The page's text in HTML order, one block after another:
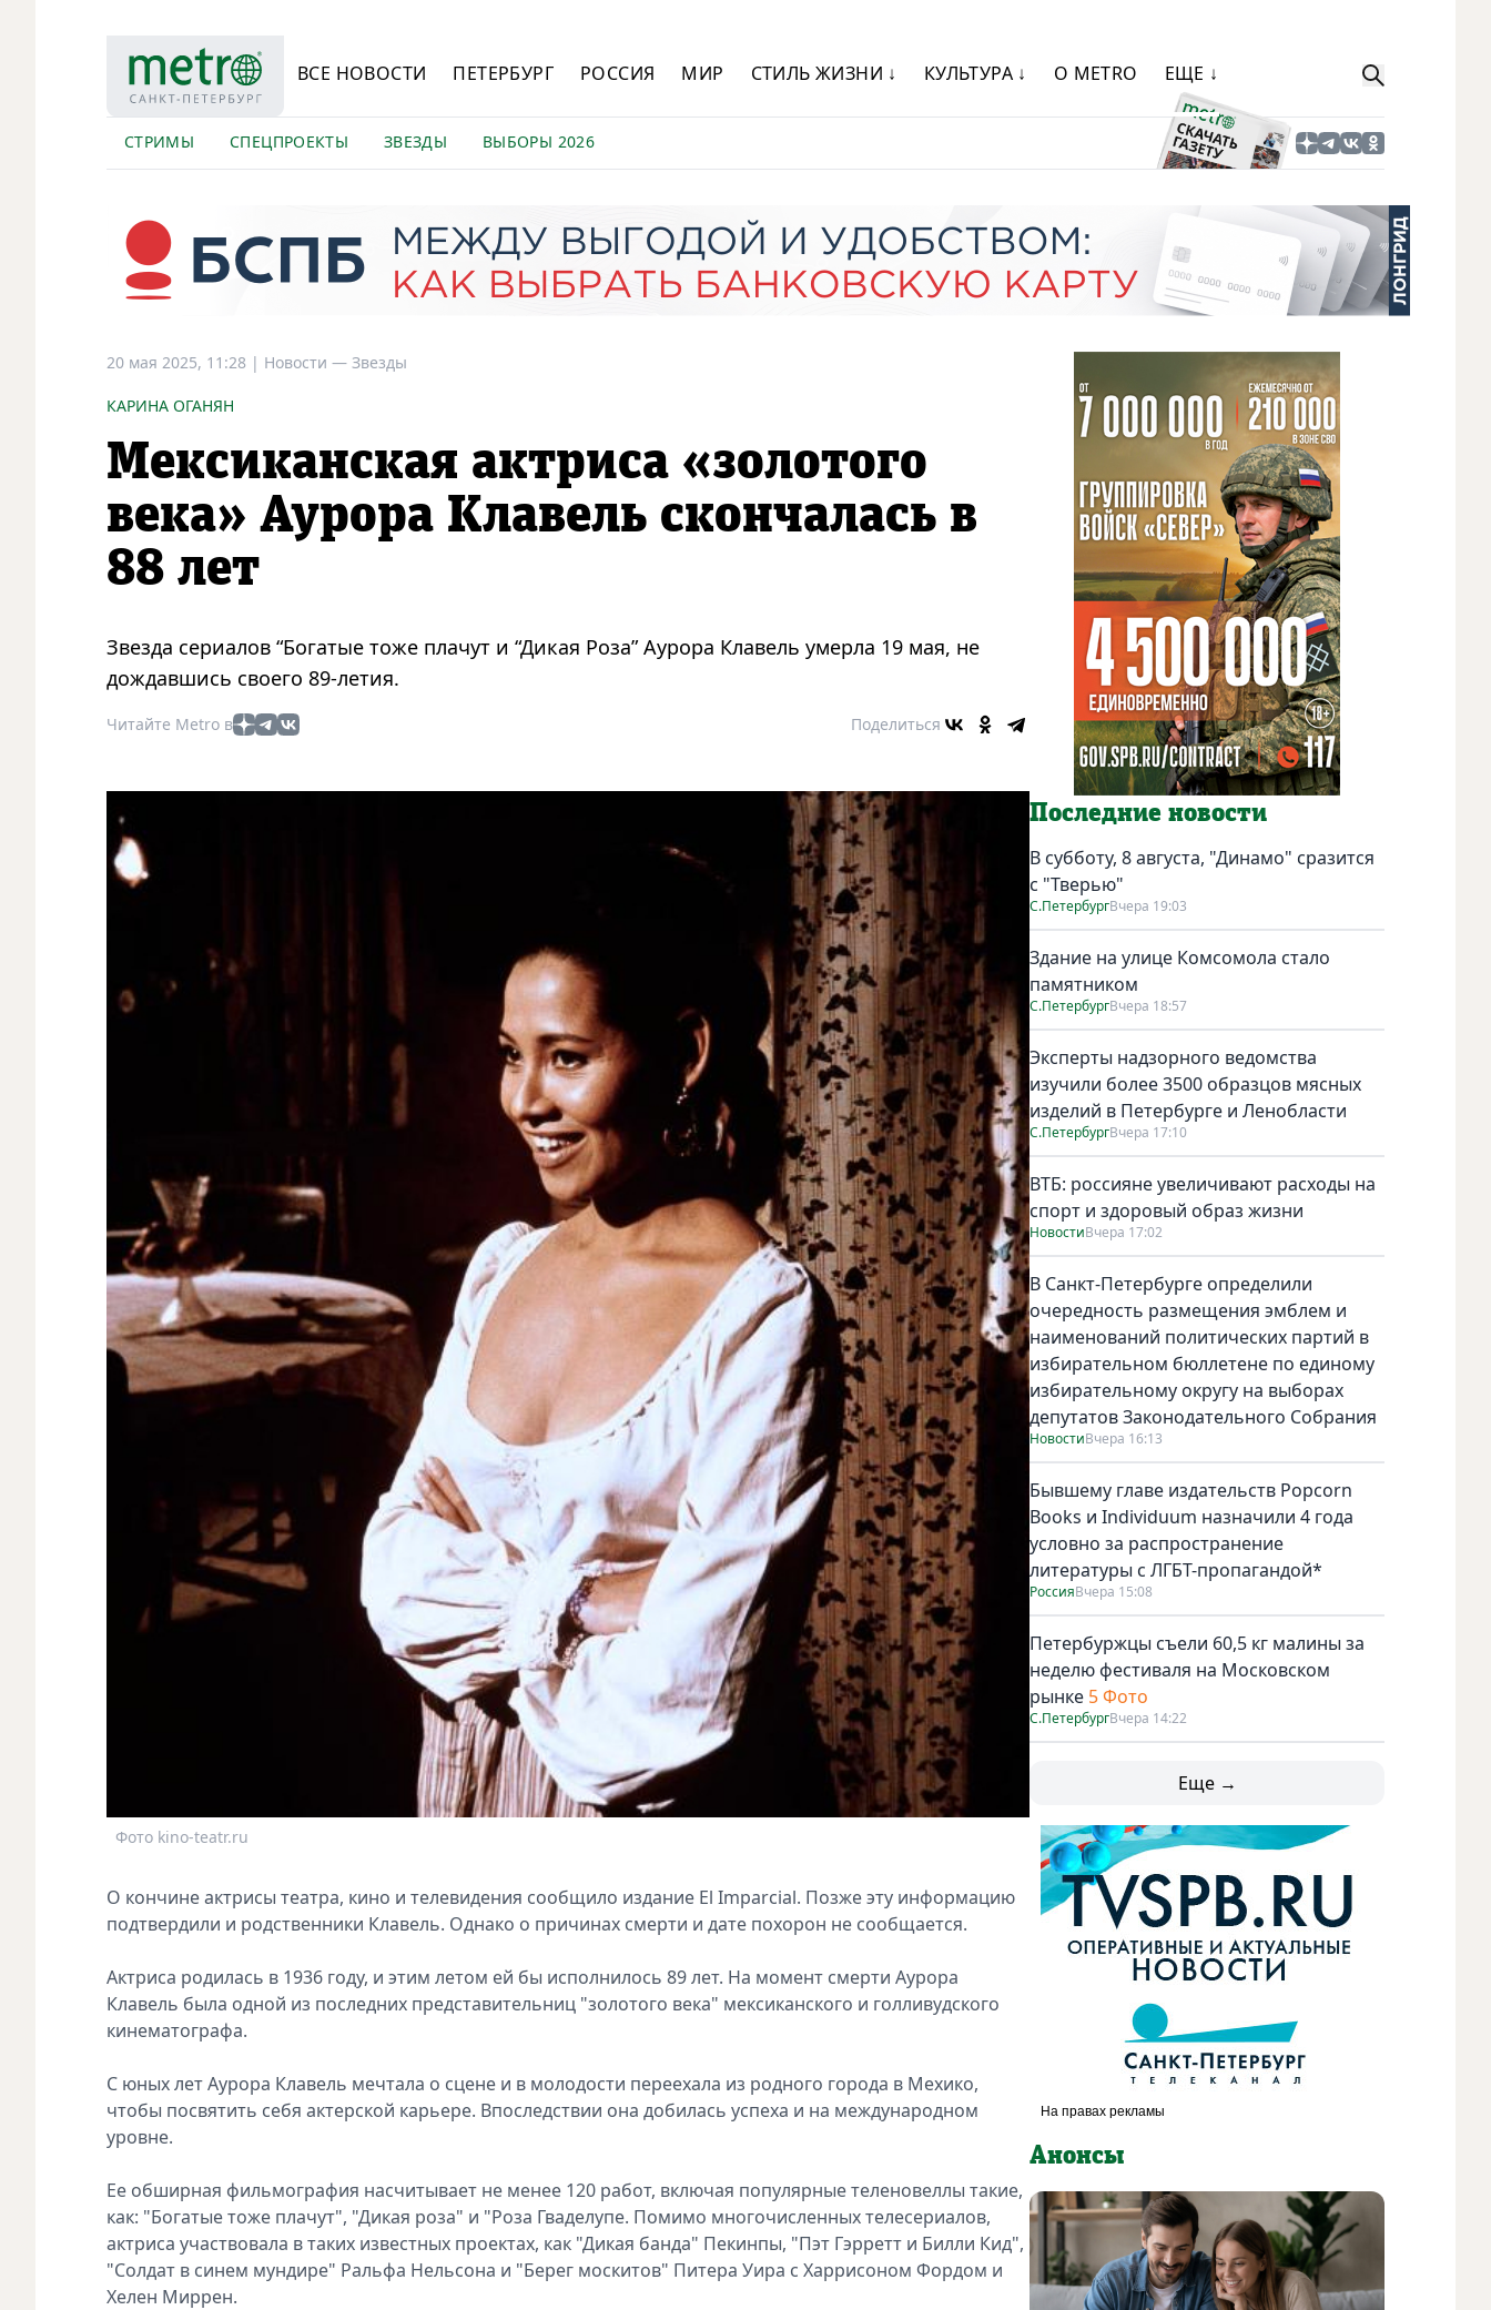
ВСЕ НОВОСТИ ПЕТЕРБУРГ РОССИЯ МИР СТИЛЬ ЖИЗНИ ↓ КУЛЬТУРА ↓ О METRO ЕЩЕ ↓
СТРИМЫ СПЕЦПРОЕКТЫ ЗВЕЗДЫ ВЫБОРЫ 2026
20 мая 2025, 11:28 | Новости — Звезды
КАРИНА ОГАНЯН
Мексиканская актриса «золотого
века» Аурора Клавель скончалась в
88 лет
Звезда сериалов “Богатые тоже плачут и “Дикая Роза” Аурора Клавель умерла 19 мая, не
дождавшись своего 89-летия.
Читайте Metro в Поделиться
Фото kino-teatr.ru
О кончине актрисы театра, кино и телевидения сообщило издание El Imparcial. Позже эту информацию
подтвердили и родственники Клавель. Однако о причинах смерти и дате похорон не сообщается.
Актриса родилась в 1936 году, и этим летом ей бы исполнилось 89 лет. На момент смерти Аурора
Клавель была одной из последних представительниц "золотого века" мексиканского и голливудского
кинематографа.
С юных лет Аурора Клавель мечтала о сцене и в молодости переехала из родного города в Мехико,
чтобы посвятить себя актерской карьере. Впоследствии она добилась успеха и на международном
уровне.
Ее обширная фильмография насчитывает не менее 120 работ, включая популярные теленовеллы такие,
как: "Богатые тоже плачут", "Дикая роза" и "Роза Гваделупе. Помимо многочисленных телесериалов,
актриса участвовала в таких известных проектах, как "Дикая банда" Пекинпы, "Пэт Гэрретт и Билли Кид",
"Солдат в синем мундире" Ральфа Нельсона и "Берег москитов" Питера Уира с Харрисоном Фордом и
Хелен Миррен.
Последние новости
В субботу, 8 августа, "Динамо" сразится
с "Тверью"
С.ПетербургВчера 19:03
Здание на улице Комсомола стало
памятником
С.ПетербургВчера 18:57
Эксперты надзорного ведомства
изучили более 3500 образцов мясных
изделий в Петербурге и Ленобласти
С.ПетербургВчера 17:10
ВТБ: россияне увеличивают расходы на
спорт и здоровый образ жизни
НовостиВчера 17:02
В Санкт-Петербурге определили
очередность размещения эмблем и
наименований политических партий в
избирательном бюллетене по единому
избирательному округу на выборах
депутатов Законодательного Собрания
НовостиВчера 16:13
Бывшему главе издательств Popcorn
Books и Individuum назначили 4 года
условно за распространение
литературы с ЛГБТ-пропагандой*
РоссияВчера 15:08
Петербуржцы съели 60,5 кг малины за
неделю фестиваля на Московском
рынке 5 Фото
С.ПетербургВчера 14:22
Еще →
Анонсы